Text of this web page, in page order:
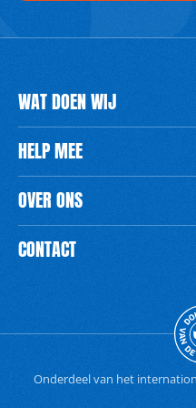
WAT DOEN WIJ
HELP MEE
OVER ONS
CONTACT
Onderdeel van het